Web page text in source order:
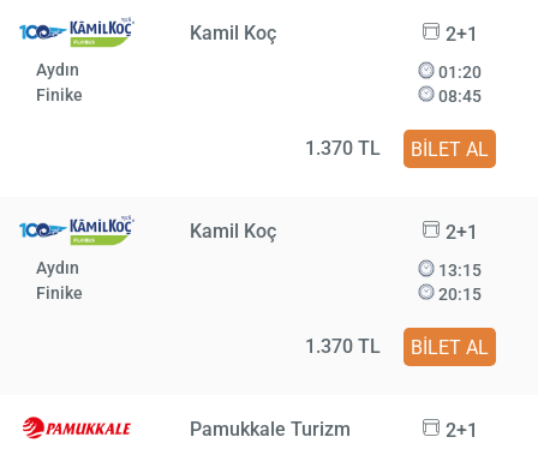
Kamil Koç 2+1
Aydın
Finike
01:20
08:45
1.370 TL BİLET AL
Kamil Koç 2+1
Aydın
Finike
13:15
20:15
1.370 TL BİLET AL
Pamukkale Turizm 2+1